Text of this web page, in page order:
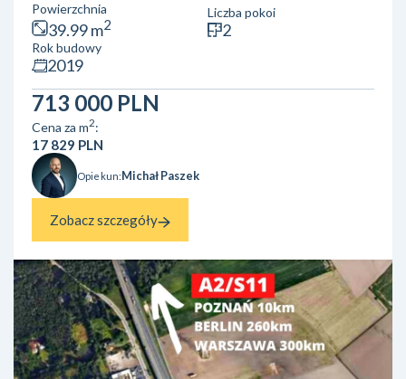
Położone przy ulicy Pychowickiej 17Nieruchomość zgodnie
z KW o powierzchni 39,99 m2 składa się z:· salon z kuchnią·
sypialnia· łazienka : w pełni wyposażona· przedpokój· duży
balkon Przyległości: · miejsce postojowe w garażu
podziemnym· komórka lokatorska Mieszkanie znajduje się w
dzielnicy Dębniki nieopo...
Powierzchnia
39.99 m2
Liczba pokoi
2
Rok budowy
2019
713 000 PLN
Cena za m2:
17 829 PLN
Opiekun:Michał Paszek
Zobacz szczegóły